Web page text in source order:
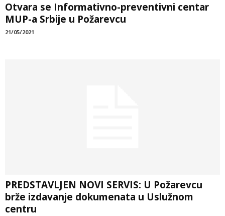
Otvara se Informativno-preventivni centar
MUP-a Srbije u Požarevcu
21/05/2021
PREDSTAVLJEN NOVI SERVIS: U Požarevcu
brže izdavanje dokumenata u Uslužnom
centru